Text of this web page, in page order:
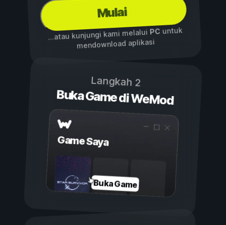
Mulai
...atau kunjungi kami melalui PCuntuk
mendownload aplikasi
Langkah 2
Buka Game di WeMod
Game Saya
Buka Game